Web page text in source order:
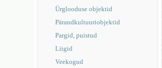
Ürglooduse objektid
Pärandkultuuriobjektid
Pargid, puistud
Liigid
Veekogud